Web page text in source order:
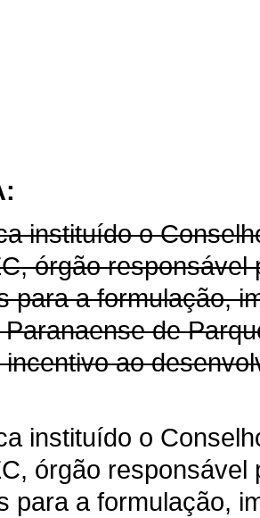
instituído o
órgão
para a formulação,
de
ao
instituído o
órgão
para a formulação,